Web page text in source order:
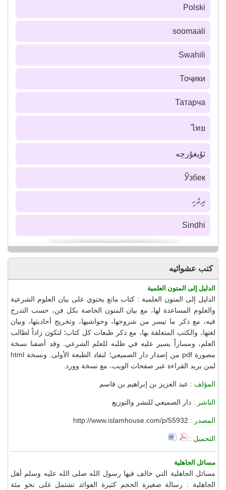
Polski
soomaali
Swahili
Тоҷики
Татарча
ไทย
ئۇيغۇرچە
Ўзбек
ދިވެހި
Sindhi
كتب عشوائيه
الدليل إلى المتون العلمية
الدليل إلى المتون العلمية : كتاب ماتع يحتوي على بيان العلوم الشرعية
والعلوم المساعدة لها، مع بيان المتون الخاصة بكل فن، حسب التدرج
فيه، مع ذكر ما تيسر من شروحها، وحواشيها، وتخريج أحاديثها، وبيان
لغتها، والكتب المتعلقة بها، مع ذكر طبعات كل كتاب؛ لتكون زاداً لطالب
العلم، ومساراً يسير عليه في طلبه للعلم الشرعي. وقد أضفنا نسخة
مصورة pdf من إصدار دار الصميعي؛ لنفاد الطبعة الأولى. ونسخة html
لمن يريد القراءة عبر صفحات الويب، مع نسخة وورد.
المؤلف : عبد العزيز بن إبراهيم بن قاسم
الناشر : دار الصميعي للنشر والتوزيع
المصدر : http://www.islamhouse.com/p/55932
التحميل :
مسائل الجاهلية
مسائل الجاهلية التي خالف فيها رسول الله صلى الله عليه وسلم أهل
الجاهلية : رسالة صغيرة الحجم كثيرة الفوائد تشتمل على نحو مئة